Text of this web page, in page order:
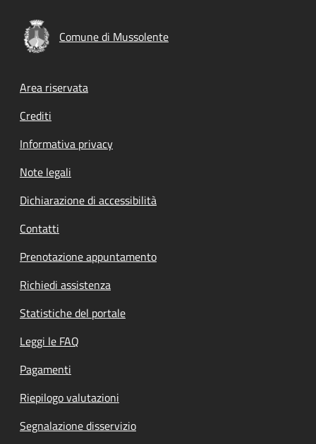
Comune di Mussolente
Footer menu
Area riservata
Crediti
Informativa privacy
Note legali
Dichiarazione di accessibilità
Contatti
Prenotazione appuntamento
Richiedi assistenza
Statistiche del portale
Leggi le FAQ
Pagamenti
Riepilogo valutazioni
Segnalazione disservizio